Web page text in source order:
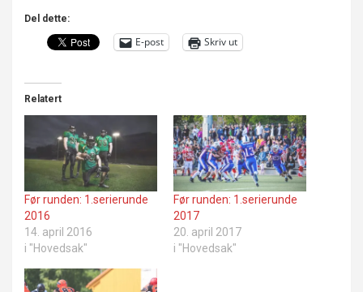
Del dette:
E-post Skriv ut
Relatert
Før runden: 1.serierunde
2016
14. april 2016
i "Hovedsak"
Før runden: 1.serierunde
2017
20. april 2017
i "Hovedsak"